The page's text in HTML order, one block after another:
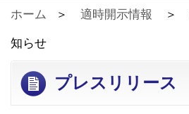
ホーム 適時開示情報
知らせ
プレスリリース